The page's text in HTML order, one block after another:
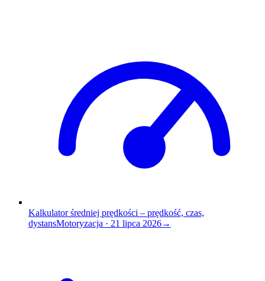
Kalkulator średniej prędkości – prędkość, czas,
dystansMotoryzacja · 21 lipca 2026→